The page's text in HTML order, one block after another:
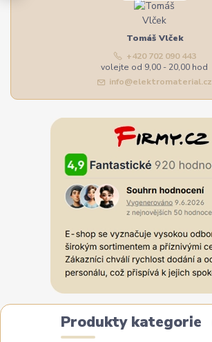
Tomáš Vlček
+420 702 090 443
volejte od 9,00 - 20,00 hod
info@elektromaterial.cz
Produkty kategorie